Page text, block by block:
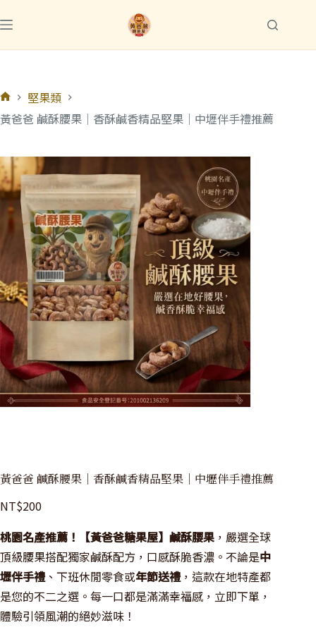
堅果類
黃爸爸 鹹酥腰果｜香酥鹹香精品堅果｜中壢伴手禮推薦
黃爸爸 鹹酥腰果｜香酥鹹香精品堅果｜中壢伴手禮推薦
NT$200
桃園名產推薦！【黃爸爸糖果屋】鹹酥腰果 ，嚴選全球
頂級腰果搭配獨家鹹酥配方，口感酥脆香濃。不論是中
壢伴手禮、下班休閒零食或年節送禮，這款在地特產都
是您的不二之選。每一口都是滿滿幸福感，立即下單，
體驗引領風潮的絕妙滋味！